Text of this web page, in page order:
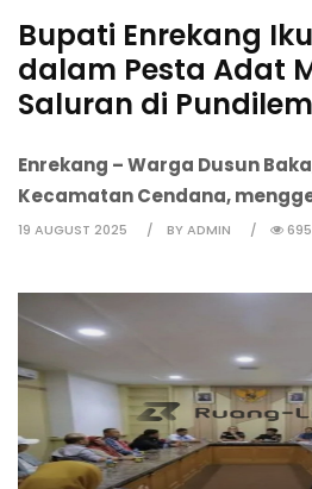
Bupati Enrekang
dalam Pesta Adat
Saluran di
Enrekang – Warga Dusun
Kecamatan Cendana,
19 AUGUST 2025
BY ADMIN 695